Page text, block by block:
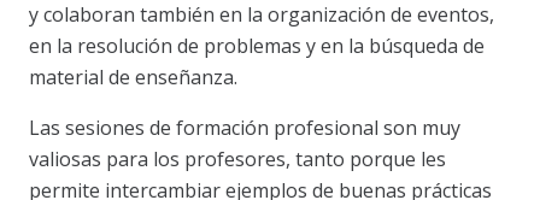
y colaboran también en la organización de eventos,
en la resolución de problemas y en la búsqueda de
material de enseñanza.
Las sesiones de formación profesional son muy
valiosas para los profesores, tanto porque les
permite intercambiar ejemplos de buenas prácticas